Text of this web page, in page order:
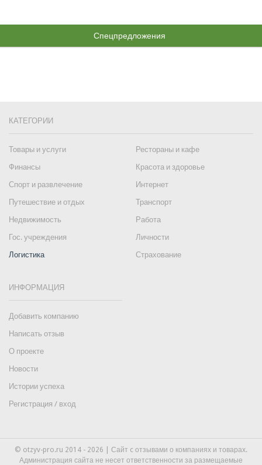
Спецпредложения
КАТЕГОРИИ
Товары и услуги
Рестораны и кафе
Финансы
Красота и здоровье
Спорт и развлечение
Интернет
Путешествие и отдых
Транспорт
Недвижимость
Работа
Гос. учреждения
Личности
Логистика
Страхование
ИНФОРМАЦИЯ
Добавить компанию
Написать отзыв
О проекте
Новости
Истории успеха
Регистрация / вход
© otzyv-pro.ru 2014 - 2026 | Сайт c отзывами о компаниях и товарах.
Администрация сайта не несет ответственности за размещаемые